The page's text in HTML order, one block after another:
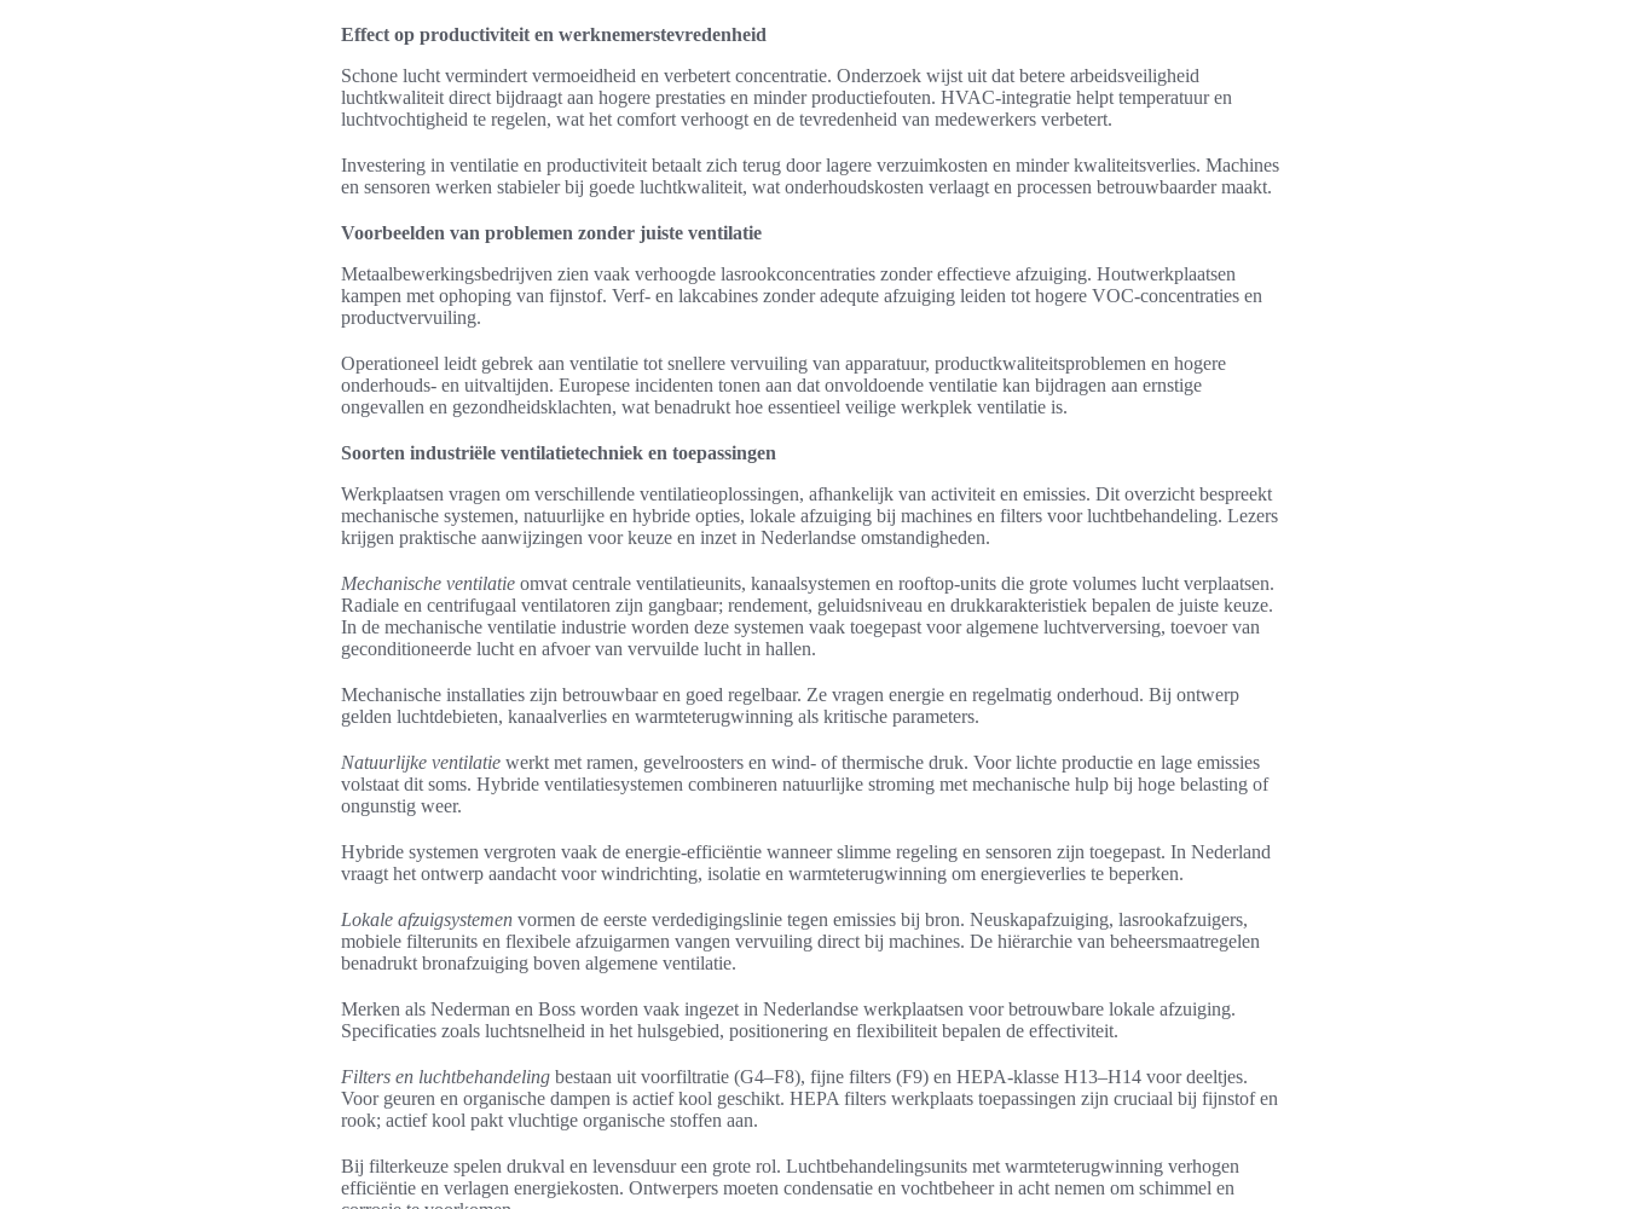
Effect op productiviteit en werknemerstevredenheid
Schone lucht vermindert vermoeidheid en verbetert concentratie. Onderzoek wijst uit dat betere arbeidsveiligheid
luchtkwaliteit direct bijdraagt aan hogere prestaties en minder productiefouten. HVAC-integratie helpt temperatuur en
luchtvochtigheid te regelen, wat het comfort verhoogt en de tevredenheid van medewerkers verbetert.
Investering in ventilatie en productiviteit betaalt zich terug door lagere verzuimkosten en minder kwaliteitsverlies. Machines
en sensoren werken stabieler bij goede luchtkwaliteit, wat onderhoudskosten verlaagt en processen betrouwbaarder maakt.
Voorbeelden van problemen zonder juiste ventilatie
Metaalbewerkingsbedrijven zien vaak verhoogde lasrookconcentraties zonder effectieve afzuiging. Houtwerkplaatsen
kampen met ophoping van fijnstof. Verf- en lakcabines zonder adequte afzuiging leiden tot hogere VOC-concentraties en
productvervuiling.
Operationeel leidt gebrek aan ventilatie tot snellere vervuiling van apparatuur, productkwaliteitsproblemen en hogere
onderhouds- en uitvaltijden. Europese incidenten tonen aan dat onvoldoende ventilatie kan bijdragen aan ernstige
ongevallen en gezondheidsklachten, wat benadrukt hoe essentieel veilige werkplek ventilatie is.
Soorten industriële ventilatietechniek en toepassingen
Werkplaatsen vragen om verschillende ventilatieoplossingen, afhankelijk van activiteit en emissies. Dit overzicht bespreekt
mechanische systemen, natuurlijke en hybride opties, lokale afzuiging bij machines en filters voor luchtbehandeling. Lezers
krijgen praktische aanwijzingen voor keuze en inzet in Nederlandse omstandigheden.
Mechanische ventilatie omvat centrale ventilatieunits, kanaalsystemen en rooftop-units die grote volumes lucht verplaatsen.
Radiale en centrifugaal ventilatoren zijn gangbaar; rendement, geluidsniveau en drukkarakteristiek bepalen de juiste keuze.
In de mechanische ventilatie industrie worden deze systemen vaak toegepast voor algemene luchtverversing, toevoer van
geconditioneerde lucht en afvoer van vervuilde lucht in hallen.
Mechanische installaties zijn betrouwbaar en goed regelbaar. Ze vragen energie en regelmatig onderhoud. Bij ontwerp
gelden luchtdebieten, kanaalverlies en warmteterugwinning als kritische parameters.
Natuurlijke ventilatie werkt met ramen, gevelroosters en wind- of thermische druk. Voor lichte productie en lage emissies
volstaat dit soms. Hybride ventilatiesystemen combineren natuurlijke stroming met mechanische hulp bij hoge belasting of
ongunstig weer.
Hybride systemen vergroten vaak de energie-efficiëntie wanneer slimme regeling en sensoren zijn toegepast. In Nederland
vraagt het ontwerp aandacht voor windrichting, isolatie en warmteterugwinning om energieverlies te beperken.
Lokale afzuigsystemen vormen de eerste verdedigingslinie tegen emissies bij bron. Neuskapafzuiging, lasrookafzuigers,
mobiele filterunits en flexibele afzuigarmen vangen vervuiling direct bij machines. De hiërarchie van beheersmaatregelen
benadrukt bronafzuiging boven algemene ventilatie.
Merken als Nederman en Boss worden vaak ingezet in Nederlandse werkplaatsen voor betrouwbare lokale afzuiging.
Specificaties zoals luchtsnelheid in het hulsgebied, positionering en flexibiliteit bepalen de effectiviteit.
Filters en luchtbehandeling bestaan uit voorfiltratie (G4–F8), fijne filters (F9) en HEPA-klasse H13–H14 voor deeltjes.
Voor geuren en organische dampen is actief kool geschikt. HEPA filters werkplaats toepassingen zijn cruciaal bij fijnstof en
rook; actief kool pakt vluchtige organische stoffen aan.
Bij filterkeuze spelen drukval en levensduur een grote rol. Luchtbehandelingsunits met warmteterugwinning verhogen
efficiëntie en verlagen energiekosten. Ontwerpers moeten condensatie en vochtbeheer in acht nemen om schimmel en